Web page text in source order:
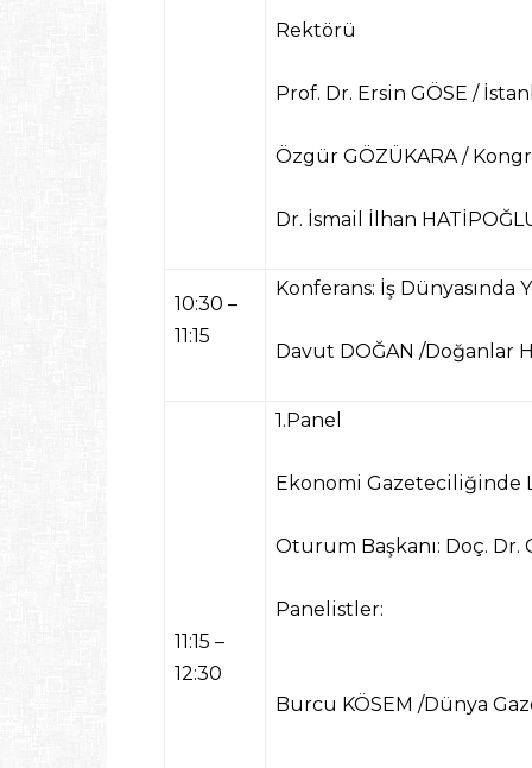
Rektörü
Prof. Dr. Ersin GÖSE /
Özgür GÖZÜKARA/
Dr. İsmail İlhan
10:30 –
11:15
Konferans: İş
Davut DOĞAN /Doğanlar
11:15 –
12:30
1.Panel
Ekonomi Gazeteciliğinde
Oturum Başkanı: Doç. Dr.
Panelistler:
Burcu KÖSEM /Dünya